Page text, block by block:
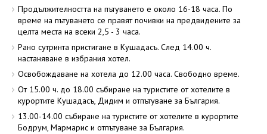
Продължителността на пътуването е около 16-18 часа. По
време на пътуването се правят почивки на предвидените за
целта места на всеки 2,5 - 3 часа.
Рано сутринта пристигане в Кушадасъ. След 14.00 ч.
настаняване в избрания хотел.
Освобождаване на хотела до 12.00 часа. Свободно време.
От 15.00 ч. до 18.00 събиране на туристите от хотелите в
курортите Кушадасъ, Дидим и отпътуване за България.
13.00-14.00 събиране на туристите от хотелите в курортите
Бодрум, Мармарис и отпътуване за България.